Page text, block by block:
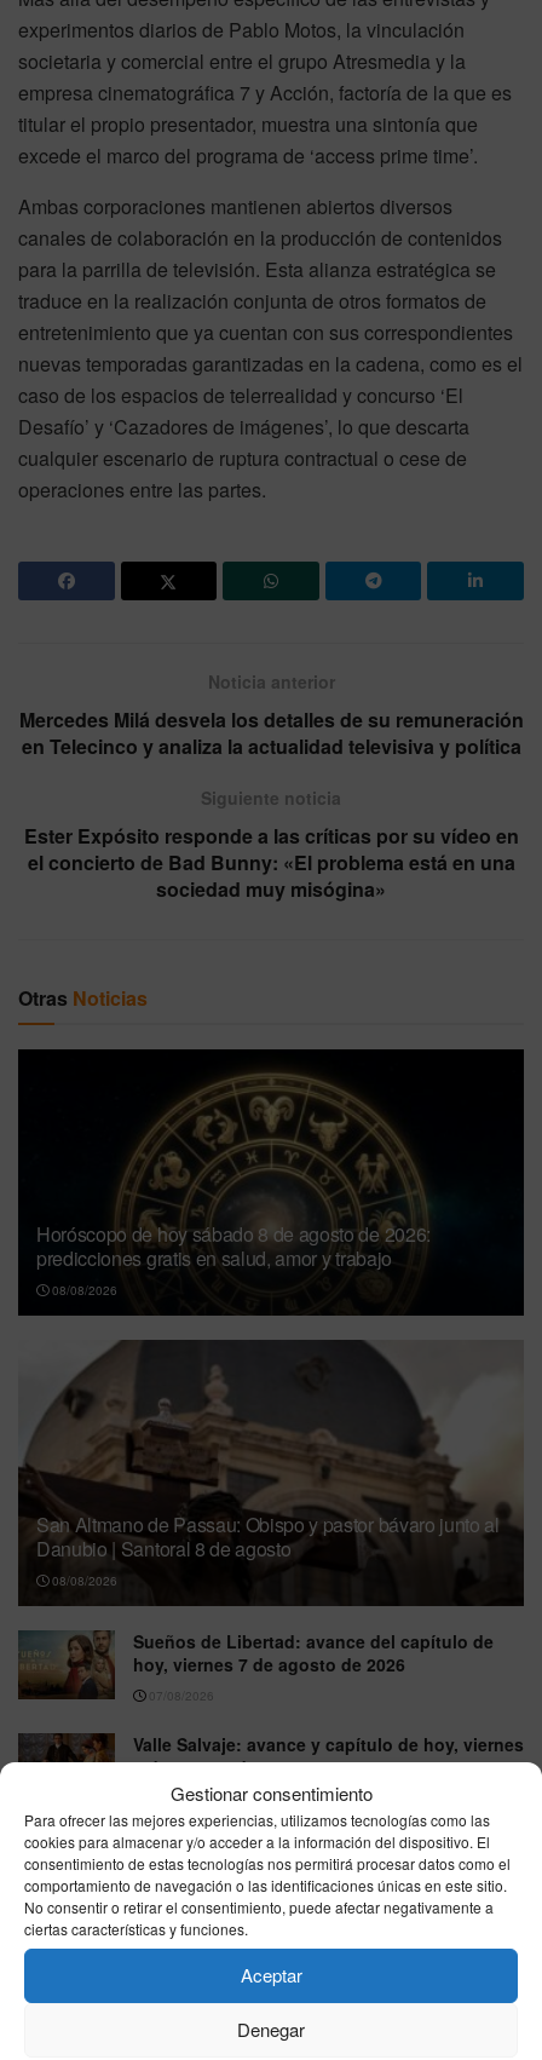
Gestionar consentimiento
Para ofrecer las mejores experiencias, utilizamos tecnologías como las
cookies para almacenar y/o acceder a la información del dispositivo. El
consentimiento de estas tecnologías nos permitirá procesar datos como el
comportamiento de navegación o las identificaciones únicas en este sitio.
No consentir o retirar el consentimiento, puede afectar negativamente a
ciertas características y funciones.
Aceptar
Denegar
experimentos diarios de Pablo Motos, la vinculación
societaria y comercial entre el grupo Atresmedia y la
empresa cinematográfica 7 y Acción, factoría de la que es
titular el propio presentador, muestra una sintonía que
excede el marco del programa de ‘access prime time’.
Ambas corporaciones mantienen abiertos diversos
canales de colaboración en la producción de contenidos
para la parrilla de televisión. Esta alianza estratégica se
traduce en la realización conjunta de otros formatos de
entretenimiento que ya cuentan con sus correspondientes
nuevas temporadas garantizadas en la cadena, como es el
caso de los espacios de telerrealidad y concurso ‘El
Desafío’ y ‘Cazadores de imágenes’, lo que descarta
cualquier escenario de ruptura contractual o cese de
operaciones entre las partes.
Noticia anterior
Mercedes Milá desvela los detalles de su remuneración
en Telecinco y analiza la actualidad televisiva y política
Siguiente noticia
Ester Expósito responde a las críticas por su vídeo en
el concierto de Bad Bunny: «El problema está en una
sociedad muy misógina»
Otras Noticias
Horóscopo de hoy sábado 8 de agosto de 2026:
predicciones gratis en salud, amor y trabajo
08/08/2026
San Altmano de Passau: Obispo y pastor bávaro junto al
Danubio | Santoral 8 de agosto
08/08/2026
Sueños de Libertad: avance del capítulo de
hoy, viernes 7 de agosto de 2026
07/08/2026
Valle Salvaje: avance y capítulo de hoy, viernes
7 de agosto de 2026
07/08/2026
La Promesa: avance del capítulo de hoy,
viernes 7 de agosto de 2026
07/08/2026
Que ver esta noche en la tele, viernes 7 de
agosto de 2026: guía rápida por cadenas con